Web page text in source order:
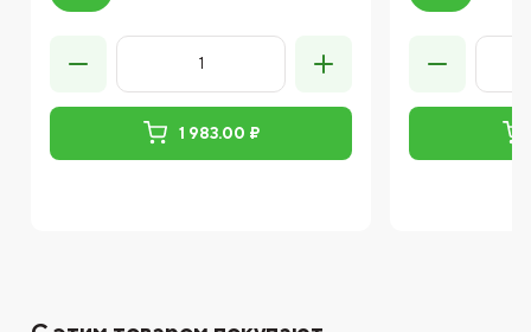
1 983.00 ₽